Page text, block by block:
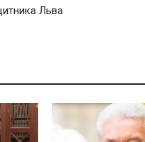
Льва